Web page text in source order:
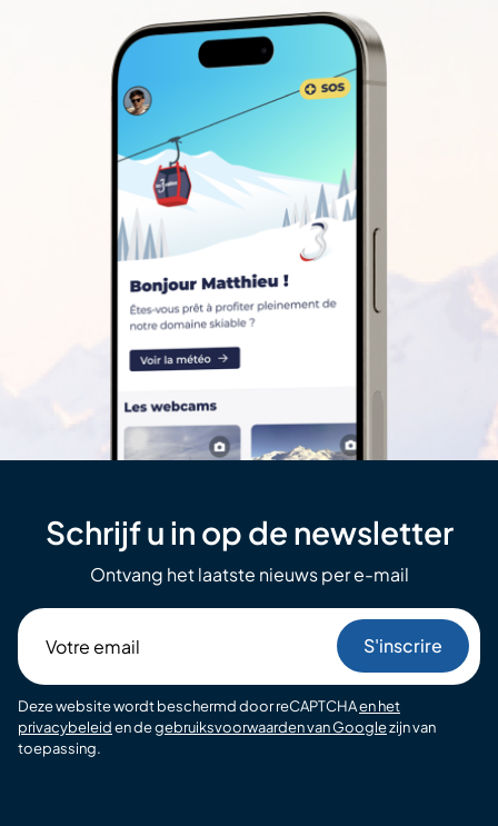
Schrijf u in op de newsletter
Ontvang het laatste nieuws per e-mail
email
Deze website wordt beschermd door reCAPTCHAen het
privacybeleiden degebruiksvoorwaarden van Googlezijn van
toepassing.